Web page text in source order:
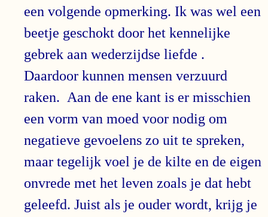
een volgende opmerking. Ik was wel een
beetje geschokt door het kennelijke
gebrek aan wederzijdse liefde .
Daardoor kunnen mensen verzuurd
raken. Aan de ene kant is er misschien
een vorm van moed voor nodig om
negatieve gevoelens zo uit te spreken,
maar tegelijk voel je de kilte en de eigen
onvrede met het leven zoals je dat hebt
geleefd. Juist als je ouder wordt, krijg je